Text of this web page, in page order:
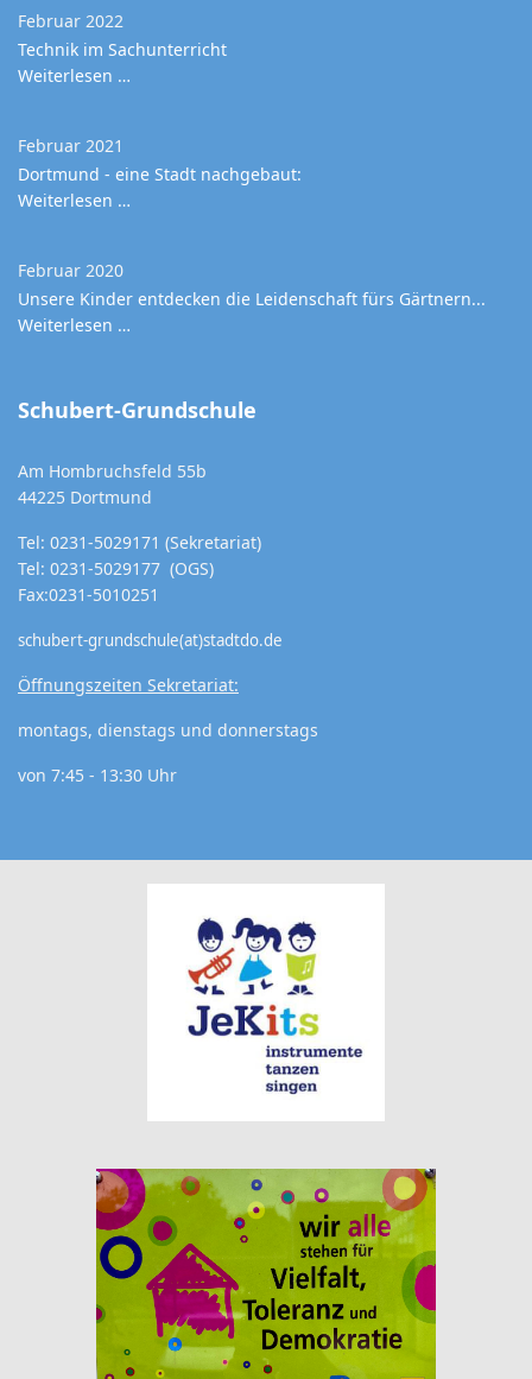
Februar 2022
Technik im Sachunterricht
Weiterlesen …
Februar 2021
Dortmund - eine Stadt nachgebaut:
Weiterlesen …
Februar 2020
Unsere Kinder entdecken die Leidenschaft fürs Gärtnern...
Weiterlesen …
Schubert-Grundschule
Am Hombruchsfeld 55b
44225 Dortmund
Tel: 0231-5029171 (Sekretariat)
Tel: 0231-5029177 (OGS)
Fax:0231-5010251
schubert-grundschule(at)stadtdo.de
Öffnungszeiten Sekretariat:
montags, dienstags und donnerstags
von 7:45 - 13:30 Uhr